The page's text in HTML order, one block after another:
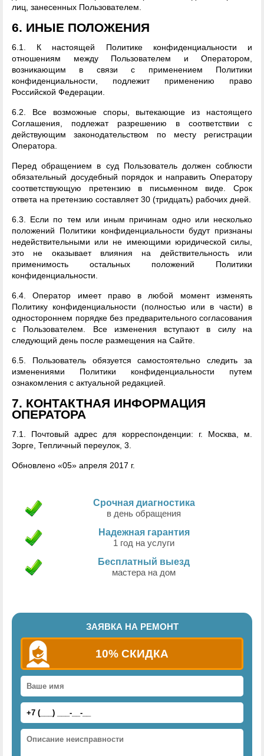
лиц, занесенных Пользователем.
6. ИНЫЕ ПОЛОЖЕНИЯ
6.1. К настоящей Политике конфиденциальности и
отношениям между Пользователем и Оператором,
возникающим в связи с применением Политики
конфиденциальности, подлежит применению право
Российской Федерации.
6.2. Все возможные споры, вытекающие из настоящего
Соглашения, подлежат разрешению в соответствии с
действующим законодательством по месту регистрации
Оператора.
Перед обращением в суд Пользователь должен соблюсти
обязательный досудебный порядок и направить Оператору
соответствующую претензию в письменном виде. Срок
ответа на претензию составляет 30 (тридцать) рабочих дней.
6.3. Если по тем или иным причинам одно или несколько
положений Политики конфиденциальности будут признаны
недействительными или не имеющими юридической силы,
это не оказывает влияния на действительность или
применимость остальных положений Политики
конфиденциальности.
6.4. Оператор имеет право в любой момент изменять
Политику конфиденциальности (полностью или в части) в
одностороннем порядке без предварительного согласования
с Пользователем. Все изменения вступают в силу на
следующий день после размещения на Сайте.
6.5. Пользователь обязуется самостоятельно следить за
изменениями Политики конфиденциальности путем
ознакомления с актуальной редакцией.
7. КОНТАКТНАЯ ИНФОРМАЦИЯ
ОПЕРАТОРА
7.1. Почтовый адрес для корреспонденции: г. Москва, м.
Зорге, Тепличный переулок, 3.
Обновлено «05» апреля 2017 г.
Срочная диагностика
в день обращения
Надежная гарантия
1 год на услуги
Бесплатный выезд
мастера на дом
ЗАЯВКА НА РЕМОНТ
10% СКИДКА